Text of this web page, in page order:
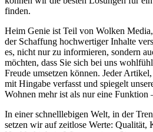
finden.
Heim Genie ist Teil von Wolken
der Schaffung hochwertiger Inhalte
es, nicht nur zu informieren, sondern
möchten, dass Sie sich bei uns
Freude umsetzen können. Jeder
mit Hingabe verfasst und spiegelt
Wohnen mehr ist als nur eine Funktion
In einer schnelllebigen Welt, in der
setzen wir auf zeitlose Werte: Qualität,